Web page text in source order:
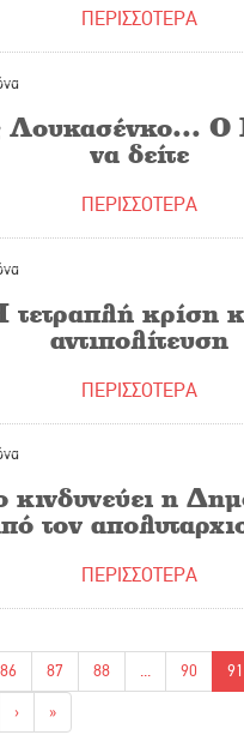
ΠΕΡΙΣΣΟΤΕΡΑ
Λουκασένκο... Ο
να δείτε
ΠΕΡΙΣΣΟΤΕΡΑ
τετραπλή κρίση
αντιπολίτευση
ΠΕΡΙΣΣΟΤΕΡΑ
η
τον
ΠΕΡΙΣΣΟΤΕΡΑ
86 87 88 ... 90 91
› »